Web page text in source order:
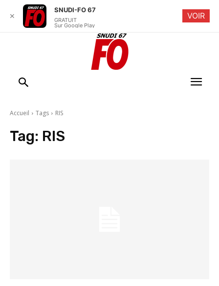
Accueil Tags RIS
Tag: RIS
✕
SNUDI-FO 67
GRATUIT
Sur Google Play
VOIR